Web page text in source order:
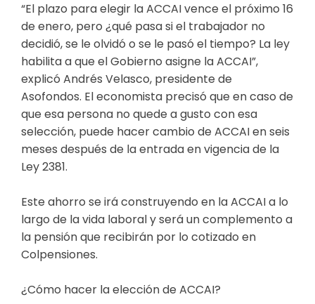
“El plazo para elegir la ACCAI vence el próximo 16
de enero, pero ¿qué pasa si el trabajador no
decidió, se le olvidó o se le pasó el tiempo? La ley
habilita a que el Gobierno asigne la ACCAI”,
explicó Andrés Velasco, presidente de
Asofondos. El economista precisó que en caso de
que esa persona no quede a gusto con esa
selección, puede hacer cambio de ACCAI en seis
meses después de la entrada en vigencia de la
Ley 2381.
Este ahorro se irá construyendo en la ACCAI a lo
largo de la vida laboral y será un complemento a
la pensión que recibirán por lo cotizado en
Colpensiones.
¿Cómo hacer la elección de ACCAI?